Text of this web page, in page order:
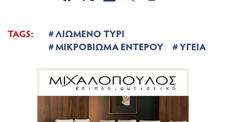
TAGS:
ΛΙΩΜΕΝΟ ΤΥΡΙ
ΜΙΚΡΟΒΙΩΜΑ ΕΝΤΕΡΟΥ
ΥΓΕΙΑ